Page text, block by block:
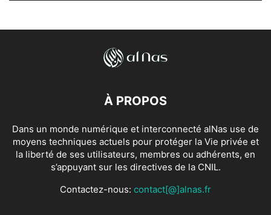
À PROPOS
Dans un monde numérique et interconnecté alNas use de
moyens techniques actuels pour protéger la Vie privée et
la liberté de ses utilisateurs, membres ou adhérents, en
s’appuyant sur les directives de la CNIL.
Contactez-nous: contact[@]alnas.fr